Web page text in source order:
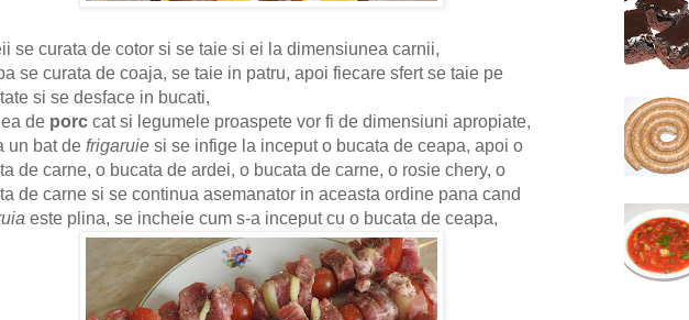
se curata de cotor si se taie si ei la dimensiunea carnii,
se curata de coaja, se taie in patru, apoi fiecare sfert se taie pe
si se desface in bucati,
de porc cat si legumele proaspete vor fi de dimensiuni apropiate,
un bat de frigaruie si se infige la inceput o bucata de ceapa, apoi o
de carne, o bucata de ardei, o bucata de carne, o rosie chery, o
de carne si se continua asemanator in aceasta ordine pana cand
este plina, se incheie cum s-a inceput cu o bucata de ceapa,